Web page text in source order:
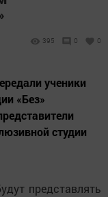
395 0 0
ученики
«Без»
студии
представлять